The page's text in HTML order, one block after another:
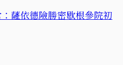
薩依德險勝密歇根參院初